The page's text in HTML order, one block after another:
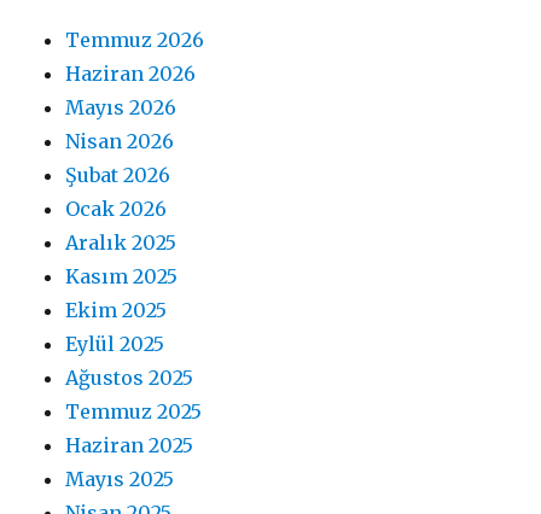
Temmuz 2026
Haziran 2026
Mayıs 2026
Nisan 2026
Şubat 2026
Ocak 2026
Aralık 2025
Kasım 2025
Ekim 2025
Eylül 2025
Ağustos 2025
Temmuz 2025
Haziran 2025
Mayıs 2025